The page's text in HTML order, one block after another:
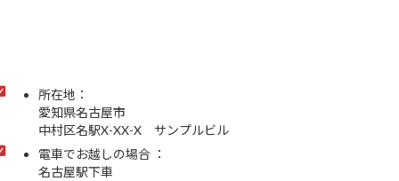
所在地：
愛知県名古屋市
中村区名駅X-XX-X サンプルビル
電車でお越しの場合 ：
名古屋駅下車